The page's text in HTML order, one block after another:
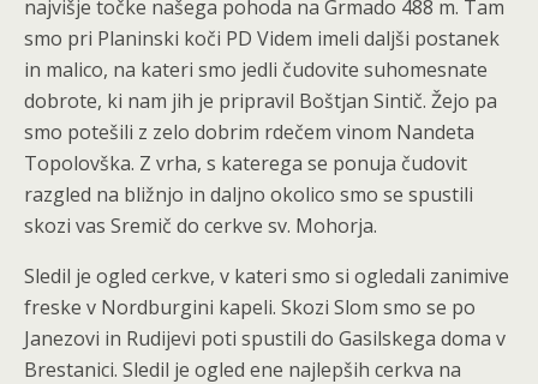
najvišje točke našega pohoda na Grmado 488 m. Tam
smo pri Planinski koči PD Videm imeli daljši postanek
in malico, na kateri smo jedli čudovite suhomesnate
dobrote, ki nam jih je pripravil Boštjan Sintič. Žejo pa
smo potešili z zelo dobrim rdečem vinom Nandeta
Topolovška. Z vrha, s katerega se ponuja čudovit
razgled na bližnjo in daljno okolico smo se spustili
skozi vas Sremič do cerkve sv. Mohorja.
Sledil je ogled cerkve, v kateri smo si ogledali zanimive
freske v Nordburgini kapeli. Skozi Slom smo se po
Janezovi in Rudijevi poti spustili do Gasilskega doma v
Brestanici. Sledil je ogled ene najlepših cerkva na